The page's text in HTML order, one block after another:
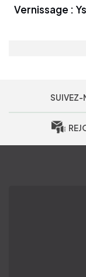
Vernissage :
SUIVEZ-